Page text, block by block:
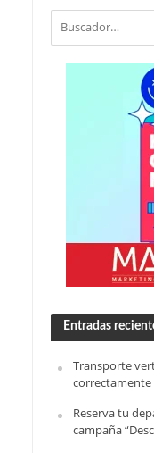
Entradas
Transporte
correctamente
Reserva tu
campaña